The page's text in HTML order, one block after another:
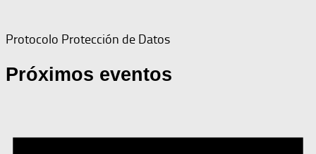
Protocolo Protección de Datos
Próximos eventos